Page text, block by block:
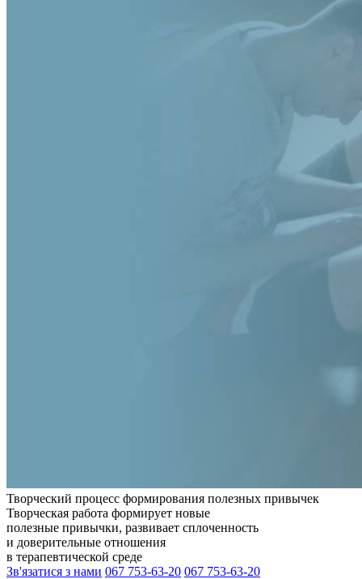
Творческий процесс формирования полезных привычек
Творческая работа формирует новые
полезные привычки, развивает сплоченность
и доверительные отношения
в терапевтической среде
Зв'язатися з нами 067 753-63-20 067 753-63-20